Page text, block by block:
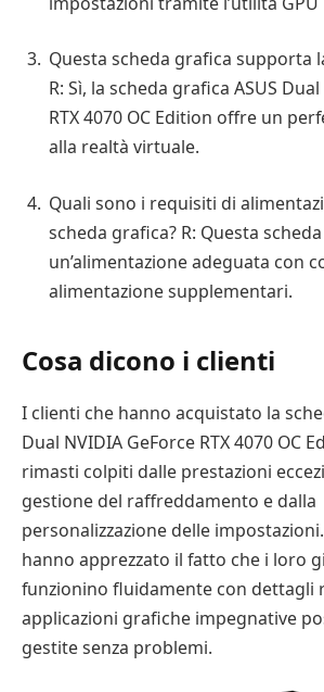
Questa scheda grafica supporta
R: Sì, la scheda grafica ASUS
RTX 4070 OC Edition offre un
alla realtà virtuale.
Quali sono i requisiti di
scheda grafica? R: Questa
un’alimentazione adeguata con
alimentazione supplementari.
Cosa dicono i clienti
I clienti che hanno acquistato la
Dual NVIDIA GeForce RTX 4070 OC
rimasti colpiti dalle prestazioni
gestione del raffreddamento e dalla
personalizzazione delle
hanno apprezzato il fatto che i loro
funzionino fluidamente con dettagli
applicazioni grafiche impegnative
gestite senza problemi.